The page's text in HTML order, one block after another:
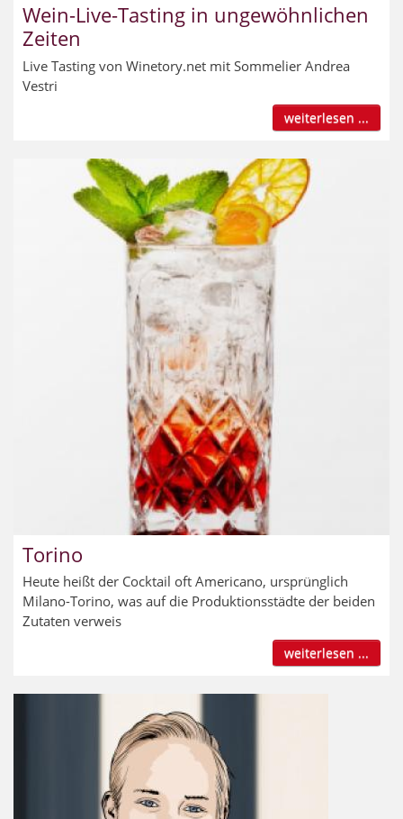
Wein-Live-Tasting in ungewöhnlichen
Zeiten
Live Tasting von Winetory.net mit Sommelier Andrea
Vestri
weiterlesen ...
Torino
Heute heißt der Cocktail oft Americano, ursprünglich
Milano-Torino, was auf die Produktionsstädte der beiden
Zutaten verweis
weiterlesen ...